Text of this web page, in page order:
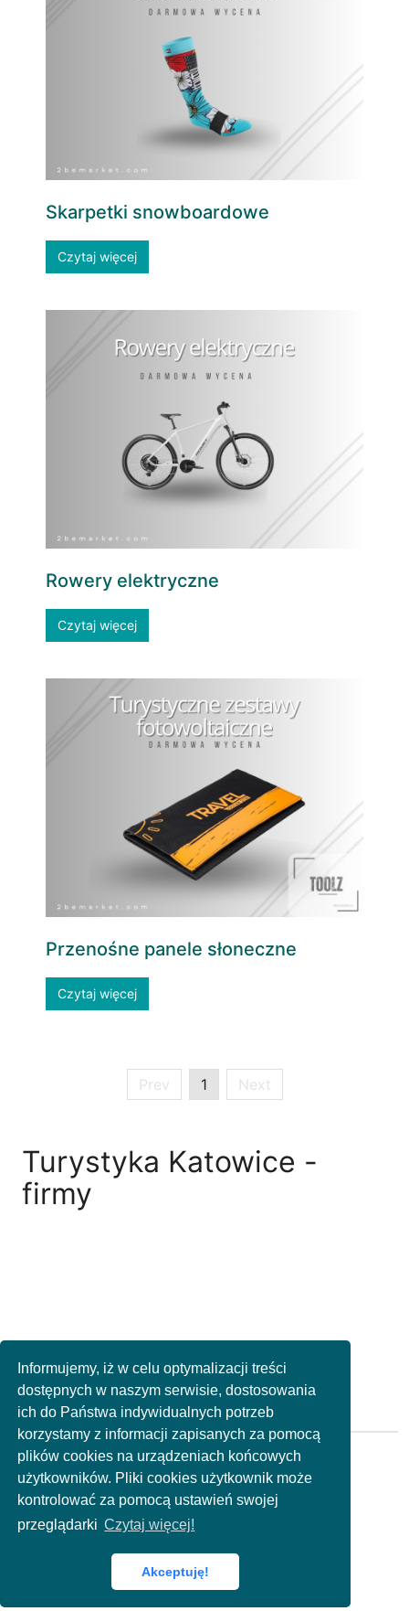
Informujemy, iż w celu optymalizacji treści
dostępnych w naszym serwisie, dostosowania
ich do Państwa indywidualnych potrzeb
korzystamy z informacji zapisanych za pomocą
plików cookies na urządzeniach końcowych
użytkowników. Pliki cookies użytkownik może
kontrolować za pomocą ustawień swojej
przeglądarki Czytaj więcej!
Akceptuję!
Skarpetki snowboardowe
Czytaj więcej
Rowery elektryczne
Czytaj więcej
Przenośne panele słoneczne
Czytaj więcej
Prev 1 Next
Turystyka Katowice -
firmy
Polityka prywatności Kontakt
© 2025 by 2bemarket.com
Wersja2022.1
Created with Metro 4